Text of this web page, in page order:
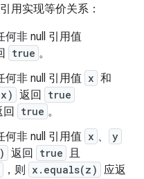
用实现等价关系：
非 null 引用值
true 。
非 null 引用值 x 和
返回 true
true 。
非 null 引用值 x 、 y
返回 true 且
，则 x.equals(z) 应返